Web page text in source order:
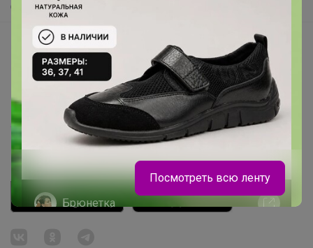
Самое быстрое
Начать зарабатывать с 24-ok
Picabox.ru - Лучшее место для ваших изображений
Розыгрыш - Генератор случайных чисел
Пульс нашего маркетплейса
Укорачиватель ссылок
Брюнетка
Посмотреть всю ленту